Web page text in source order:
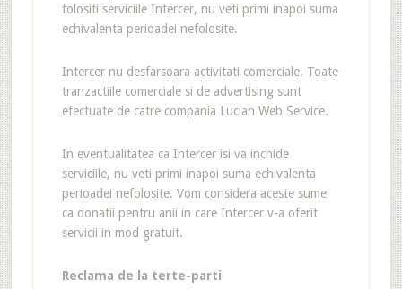
folositi serviciile Intercer, nu veti primi inapoi suma
echivalenta perioadei nefolosite.
Intercer nu desfarsoara activitati comerciale. Toate
tranzactiile comerciale si de advertising sunt
efectuate de catre compania Lucian Web Service.
In eventualitatea ca Intercer isi va inchide
serviciile, nu veti primi inapoi suma echivalenta
perioadei nefolosite. Vom considera aceste sume
ca donatii pentru anii in care Intercer v-a oferit
servicii in mod gratuit.
Reclama de la terte-parti